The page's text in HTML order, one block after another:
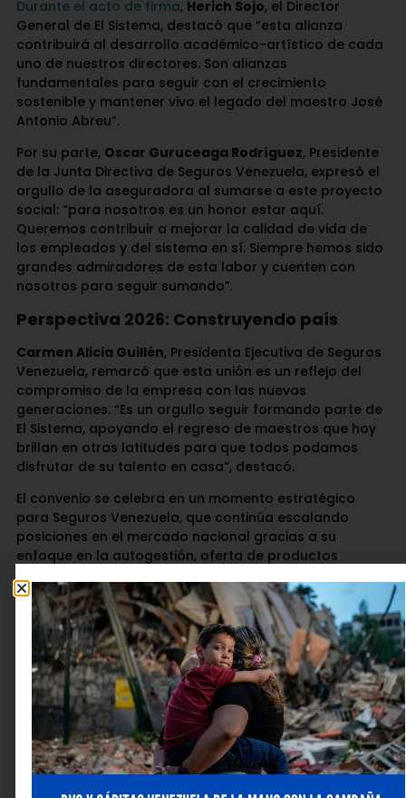
Durante el acto de firma, Herich Sojo, el Director
General de El Sistema, destacó que “esta alianza
contribuirá al desarrollo académico-artístico de cada
uno de nuestros directores. Son alianzas
fundamentales para seguir con el crecimiento
sostenible y mantener vivo el legado del maestro José
Antonio Abreu”.
Por su parte, Oscar Guruceaga Rodríguez, Presidente
de la Junta Directiva de Seguros Venezuela, expresó el
orgullo de la aseguradora al sumarse a este proyecto
social: “para nosotros es un honor estar aquí.
Queremos contribuir a mejorar la calidad de vida de
los empleados y del sistema en sí. Siempre hemos sido
grandes admiradores de esta labor y cuenten con
nosotros para seguir sumando”.
Perspectiva 2026: Construyendo país
Carmen Alicia Guillén, Presidenta Ejecutiva de Seguros
Venezuela, remarcó que esta unión es un reflejo del
compromiso de la empresa con las nuevas
generaciones. “Es un orgullo seguir formando parte de
El Sistema, apoyando el regreso de maestros que hoy
brillan en otras latitudes para que todos podamos
disfrutar de su talento en casa”, destacó.
El convenio se celebra en un momento estratégico
para Seguros Venezuela, que continúa escalando
posiciones en el mercado nacional gracias a su
enfoque en la autogestión, oferta de productos
con sus aliados. Con esta alianza, la aseguradora
reafirma que su eslogan«Somos compañía»se
traduce en hechos tangibles que impactan
positivamente en el arte, la cultura y la salud de los
venezolanos.
Para cerrar el evento, los presentes disfrutaron de una
muestra musical, interpretada por jóvenes miembros
de El Sistema, reafirmando que la unión entre la
protección y el arte es la mejor melodía para el
desarrollo de Venezuela.